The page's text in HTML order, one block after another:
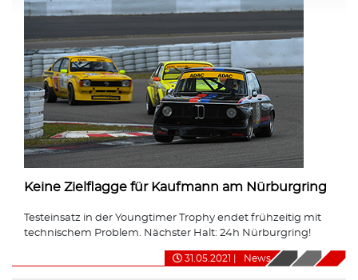
Keine Zielflagge für Kaufmann am Nürburgring
Testeinsatz in der Youngtimer Trophy endet frühzeitig mit
technischem Problem. Nächster Halt: 24h Nürburgring!
31.05.2021 News